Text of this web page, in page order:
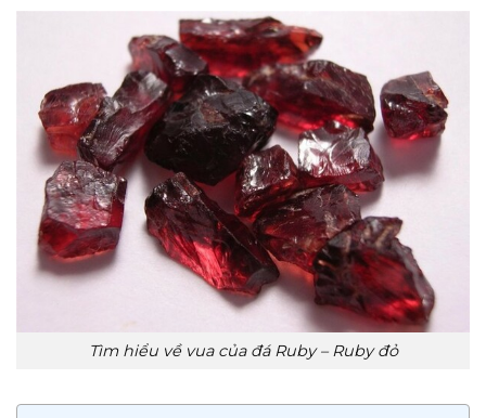
Tìm hiểu về vua của đá Ruby – Ruby đỏ